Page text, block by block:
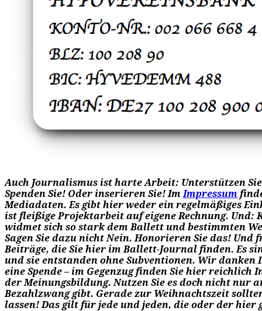
Auch Journalismus ist harte Arbeit: Unterstützen
Spenden Sie! Oder inserieren Sie! ImImpressum
Mediadaten. Es gibt hier weder ein regelmäßiges
ist fleißige Projektarbeit auf eigene Rechnung. Und:
widmet sich so stark dem Ballett und bestimmten
Sagen Sie dazu nicht Nein. Honorieren Sie das! Und
Beiträge, die Sie hier im Ballett-Journal finden. Es
und sie entstanden ohne Subventionen. Wir
eine Spende – im Gegenzug finden Sie hier
der Meinungsbildung. Nutzen Sie es doch nicht nur
Bezahlzwang gibt. Gerade zur Weihnachtszeit
lassen! Das gilt für jede und jeden, die oder der hier